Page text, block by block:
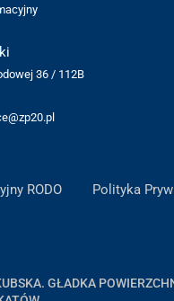
36 / 112B
RODO
Polityka
GŁADKA